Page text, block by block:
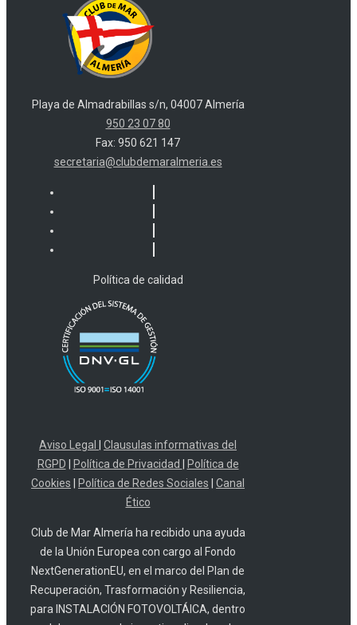
Playa de Almadrabillas s/n, 04007 Almería
950 23 07 80
Fax: 950 621 147
secretaria@clubdemaralmeria.es
Política de calidad
Aviso Legal
Clausulas informativas del
RGPD
Política de Privacidad
Política de
Cookies
Política de Redes Sociales
Canal
Ético
Club de Mar Almería ha recibido una ayuda
de la Unión Europea con cargo al Fondo
NextGenerationEU, en el marco del Plan de
Recuperación, Trasformación y Resiliencia,
para INSTALACIÓN FOTOVOLTÁICA, dentro